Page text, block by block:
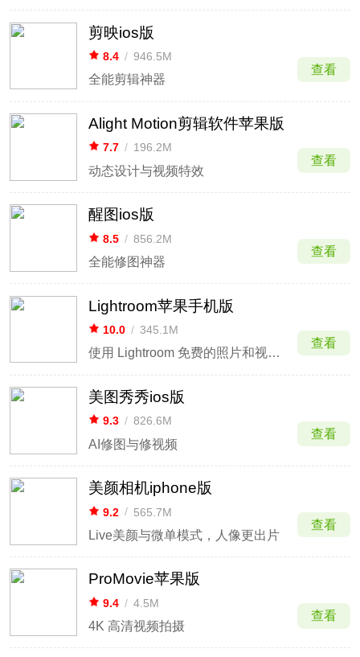
剪映ios版
8.4 / 946.5M
全能剪辑神器
查看
Alight Motion剪辑软件苹果版
7.7 / 196.2M
动态设计与视频特效
查看
醒图ios版
8.5 / 856.2M
全能修图神器
查看
Lightroom苹果手机版
10.0 / 345.1M
使用 Lightroom 免费的照片和视频编辑功能快速创作精彩照片
查看
美图秀秀ios版
9.3 / 826.6M
AI修图与修视频
查看
美颜相机iphone版
9.2 / 565.7M
Live美颜与微单模式，人像更出片
查看
ProMovie苹果版
9.4 / 4.5M
4K 高清视频拍摄
查看